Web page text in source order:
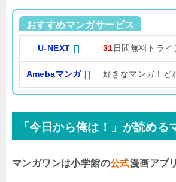
おすすめマンガサービス
U-NEXT 31 日間無料トライ
Amebaマンガ 好きなマンガ！ど
「今日から俺は！」が読める
マンガワンは小学館の公式漫画アプ